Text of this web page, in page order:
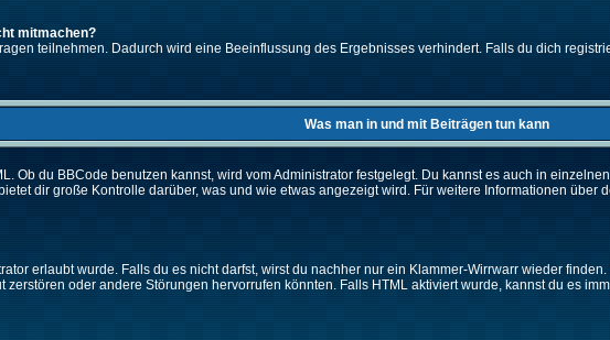
mitmachen?
teilnehmen. Dadurch wird eine Beeinflussung des Ergebnisses verhindert. Falls du dich
Was man in und mit Beiträgen tun kann
Ob du BBCode benutzen kannst, wird vom Administrator festgelegt. Du kannst es auch in
dir große Kontrolle darüber, was und wie etwas angezeigt wird. Für weitere Informationen
erlaubt wurde. Falls du es nicht darfst, wirst du nachher nur ein Klammer-Wirrwarr wieder
zerstören oder andere Störungen hervorrufen könnten. Falls HTML aktiviert wurde, kannst du es